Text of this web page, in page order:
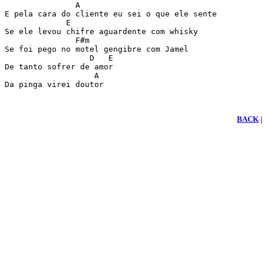
               A
E pela cara do cliente eu sei o que ele sente
             E
Se ele levou chifre aguardente com whisky
               F#m
Se foi pego no motel gengibre com Jamel
                  D   E
De tanto sofrer de amor
                   A
Da pinga virei doutor
BACK |